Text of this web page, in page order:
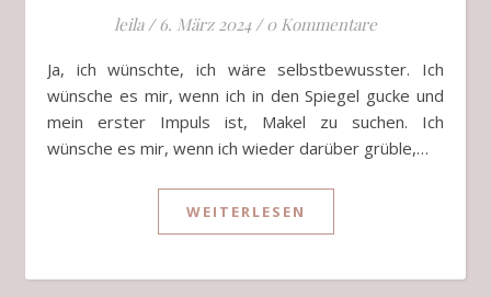
leila / 6. März 2024 / 0 Kommentare
Ja, ich wünschte, ich wäre selbstbewusster. Ich
wünsche es mir, wenn ich in den Spiegel gucke und
mein erster Impuls ist, Makel zu suchen. Ich
wünsche es mir, wenn ich wieder darüber grüble,…
WEITERLESEN